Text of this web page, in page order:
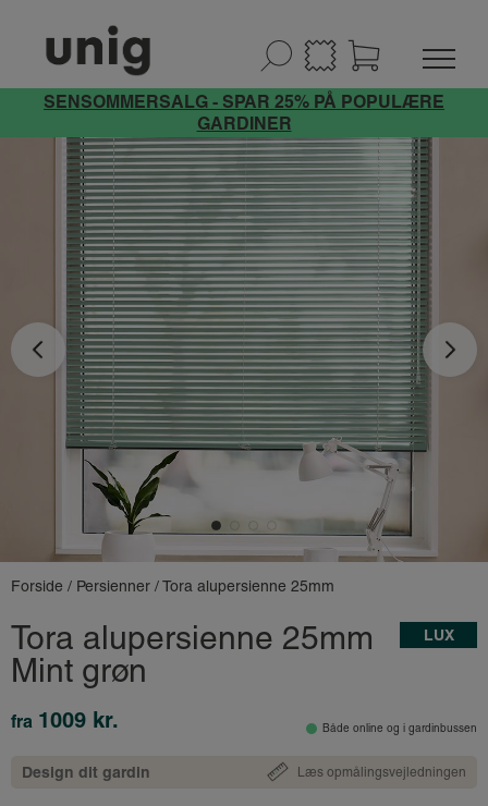
SENSOMMERSALG - SPAR 25% PÅ POPULÆRE
GARDINER
Forside / Persienner / Tora alupersienne 25mm
Tora alupersienne 25mm
Mint grøn
LUX
fra 1009 kr. Både online og i gardinbussen
Design dit gardin Læs opmålingsvejledningen